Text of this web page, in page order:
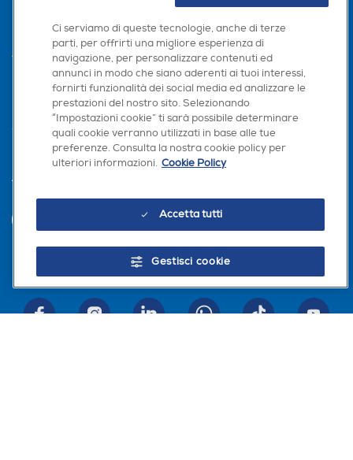
AREA CLIENTI
PRIVACY
Trova negozio
Seguici sui social
Ci serviamo di queste tecnologie, anche di terze
parti, per offrirti una migliore esperienza di
navigazione, per personalizzare contenuti ed
annunci in modo che siano aderenti ai tuoi interessi,
fornirti funzionalità dei social media ed analizzare le
prestazioni del nostro sito. Selezionando
“Impostazioni cookie” ti sarà possibile determinare
quali cookie verranno utilizzati in base alle tue
preferenze. Consulta la nostra cookie policy per
ulteriori informazioni. Cookie Policy
Accetta tutti
Gestisci cookie